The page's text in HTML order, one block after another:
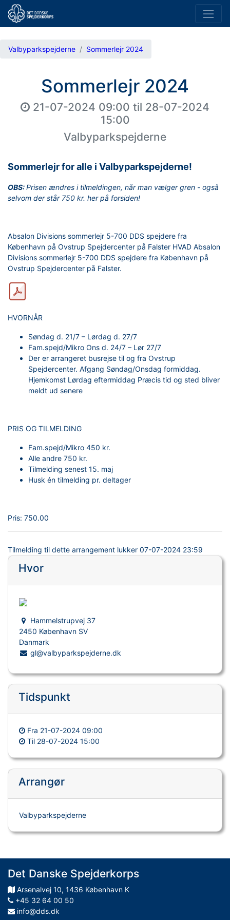
Valbyparkspejderne Sommerlejr 2024
Sommerlejr 2024
21-07-2024 09:00 til 28-07-2024
15:00
Valbyparkspejderne
Sommerlejr for alle i Valbyparkspejderne!
OBS:Prisen ændres i tilmeldingen, når man vælger gren - også
selvom der står 750 kr. her på forsiden!
Absalon Divisions sommerlejr 5-700 DDS spejdere fra
København på Ovstrup Spejdercenter på Falster HVAD Absalon
Divisions sommerlejr 5-700 DDS spejdere fra København på
Ovstrup Spejdercenter på Falster.
HVORNÅR
Søndag d. 21/7 – Lørdag d. 27/7
Fam.spejd/Mikro Ons d. 24/7 – Lør 27/7
Der er arrangeret busrejse til og fra Ovstrup
Spejdercenter. Afgang Søndag/Onsdag formiddag.
Hjemkomst Lørdag eftermiddag Præcis tid og sted bliver
meldt ud senere
PRIS OG TILMELDING
Fam.spejd/Mikro 450 kr.
Alle andre 750 kr.
Tilmelding senest 15. maj
Husk én tilmelding pr. deltager
Pris: 750.00
Tilmelding til dette arrangement lukker 07-07-2024 23:59
Hvor
Hammelstrupvej 37
2450 København SV
Danmark
gl@valbyparkspejderne.dk
Tidspunkt
Fra 21-07-2024 09:00
Til 28-07-2024 15:00
Arrangør
Valbyparkspejderne
Det Danske Spejderkorps
Arsenalvej 10, 1436 København K
+45 32 64 00 50
info@dds.dk